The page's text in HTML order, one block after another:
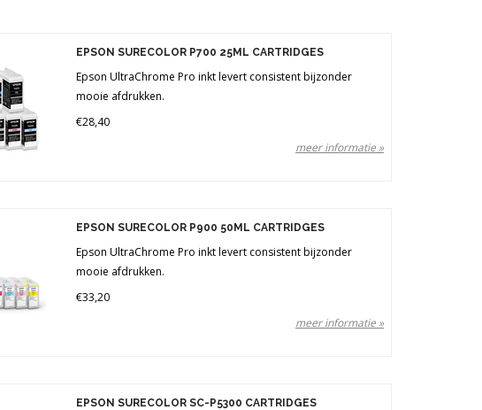
EPSON SURECOLOR P700 25ML CARTRIDGES
Epson UltraChrome Pro inkt levert consistent bijzonder
mooie afdrukken.
€28,40
meer informatie »
EPSON SURECOLOR P900 50ML CARTRIDGES
Epson UltraChrome Pro inkt levert consistent bijzonder
mooie afdrukken.
€33,20
meer informatie »
EPSON SURECOLOR SC-P5300 CARTRIDGES